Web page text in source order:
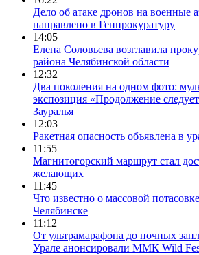
Дело об атаке дронов на военные
направлено в Генпрокуратуру
14:05
Елена Соловьева возглавила
района Челябинской области
12:32
Два поколения на одном фото:
экспозиция «Продолжение
Зауралья
12:03
Ракетная опасность объявлена в
11:55
Магнитогорский маршрут стал
желающих
11:45
Что известно о массовой
Челябинске
11:12
От ультрамарафона до ночных
Урале анонсировали ММК Wild